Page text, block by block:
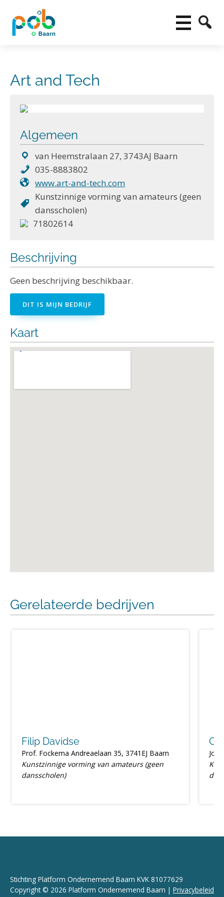
Art and Tech
Algemeen
van Heemstralaan 27, 3743AJ Baarn
035-8883802
www.art-and-tech.com
Kunstzinnige vorming van amateurs (geen
dansscholen)
71802614
Beschrijving
Geen beschrijving beschikbaar.
DIT IS MIJN BEDRIJF
Kaart
Gerelateerde bedrijven
Filip Davidse
Prof. Fockema Andreaelaan 35, 3741EJ Baarn
Kunstzinnige vorming van amateurs (geen
dansscholen)
Stichting Platform Ondernemend Baarn KVK 81077629
Copyright © 2026 Platform Ondernemend Baarn | Privacybeleid